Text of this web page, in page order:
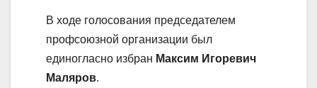
В ходе голосования председателем
профсоюзной организации был
единогласно избран Максим Игоревич
Маляров.